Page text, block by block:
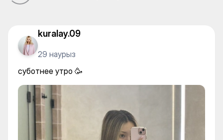
kuralay.09
29 наурыз
суботнее утро 🥳